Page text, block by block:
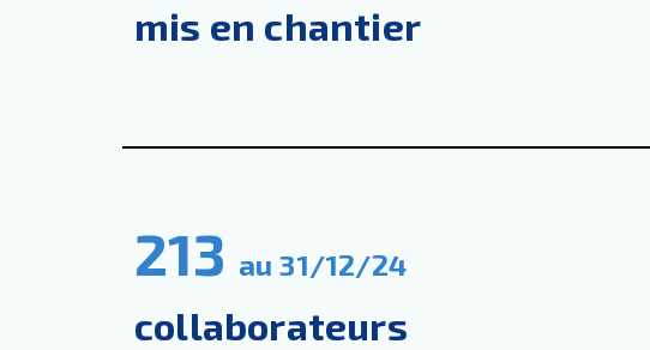
mis en chantier
213 au 31/12/24
collaborateurs